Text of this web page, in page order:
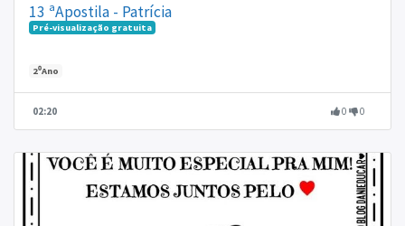
13 ªApostila - Patrícia
Pré-visualização gratuita
2⁰Ano
02:20 0 0